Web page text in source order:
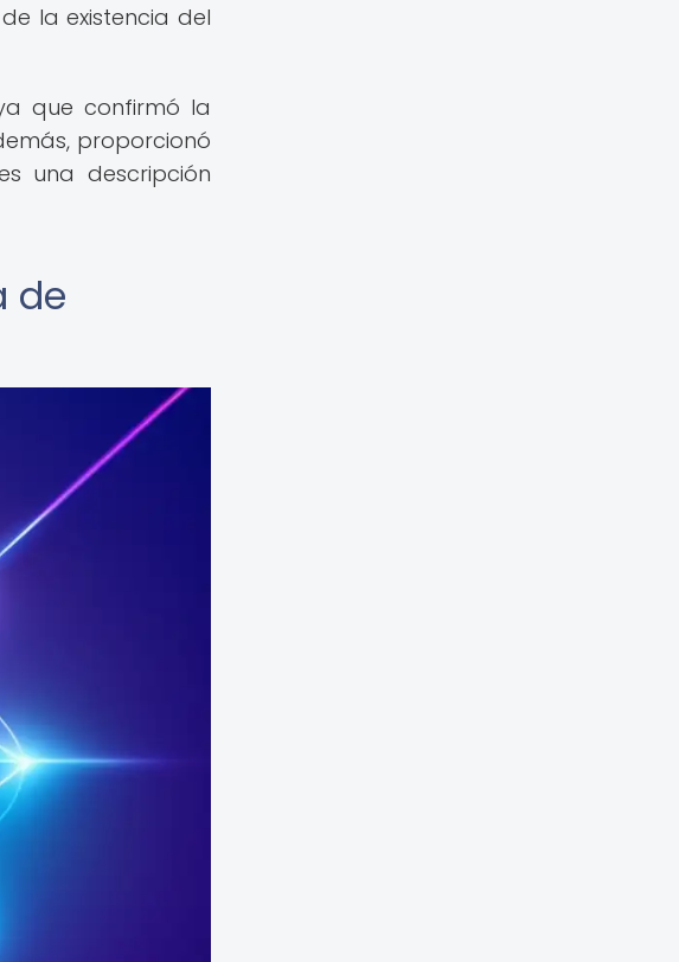
la existencia del
que confirmó la
proporcionó
una descripción
de